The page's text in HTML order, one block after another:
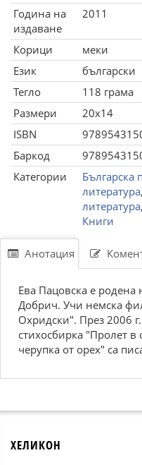
Година на
издаване
2011
Корици
меки
Език
български
Тегло
118 грама
Размери
20x14
ISBN
Баркод
Категории
Българска
литература,
литература,
Книги
Анотация
Ева Пацовска е родена
Добрич. Учи немска
Охридски". През 2006
стихосбирка "Пролет в
черупка от орех" са
ХЕЛИКОН